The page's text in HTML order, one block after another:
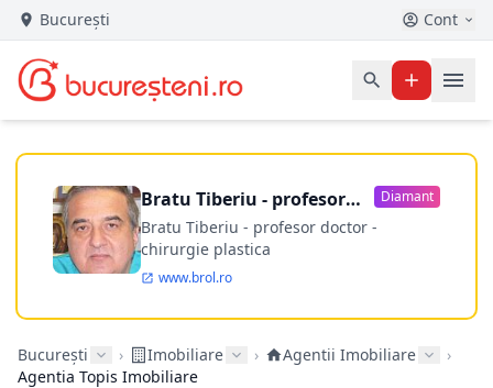
București Cont
Bratu Tiberiu - profesor
doctor
Diamant
Bratu Tiberiu - profesor doctor -
chirurgie plastica
www.brol.ro
București › Imobiliare › Agentii Imobiliare
›
Agentia Topis Imobiliare